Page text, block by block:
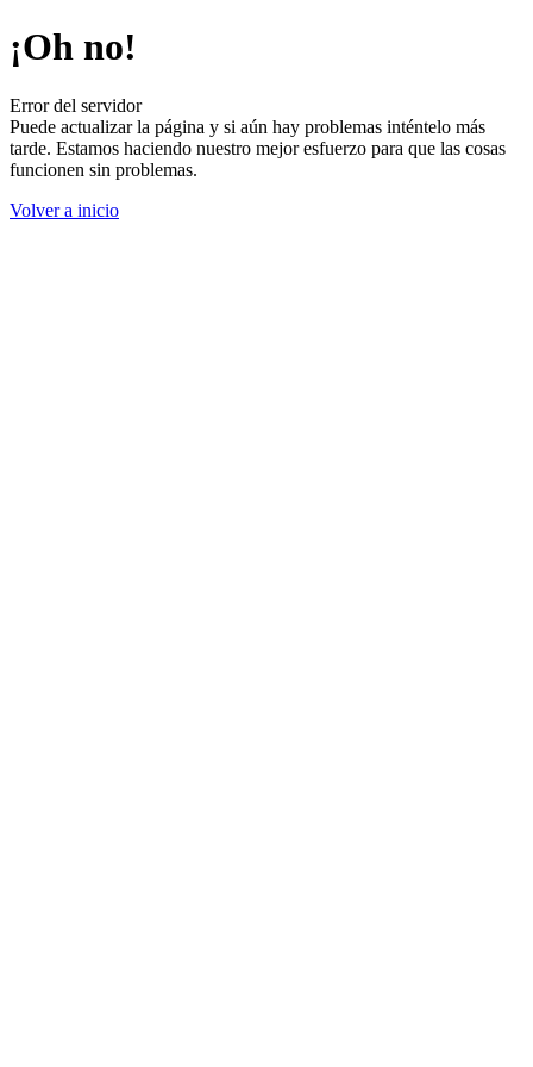
¡Oh no!
Error del servidor
Puede actualizar la página y si aún hay problemas inténtelo más
tarde. Estamos haciendo nuestro mejor esfuerzo para que las cosas
funcionen sin problemas.
Volver a inicio